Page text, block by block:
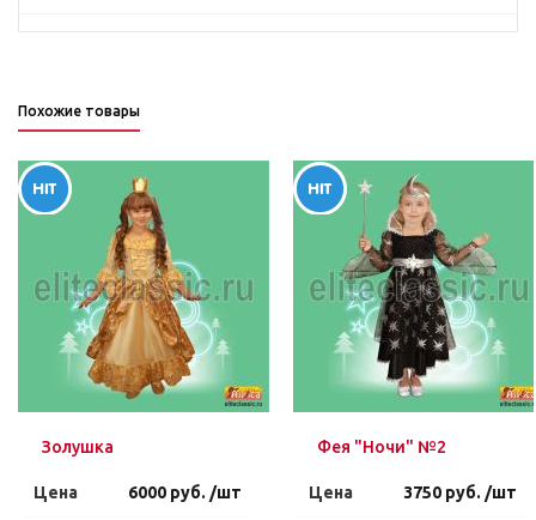
Похожие товары
Золушка
Цена 6000 руб. /шт
Фея "Ночи" №2
Цена 3750 руб. /шт